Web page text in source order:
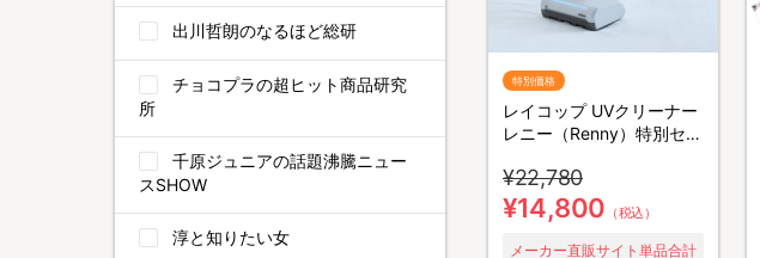
特別価格
レイコップ UVクリーナー
レニー（Renny）特別セッ
団クリーナー
¥22,780
¥14,800 （税込）
メーカー直販サイト単品合計
出川哲朗のなるほど総研
チョコプラの超ヒット商品研究
所
千原ジュニアの話題沸騰ニュー
スSHOW
淳と知りたい女